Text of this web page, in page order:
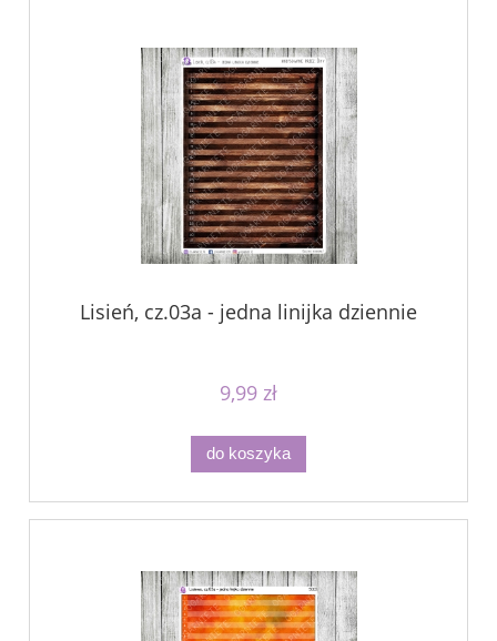
Lisień, cz.03a - jedna linijka dziennie
9,99 zł
do koszyka